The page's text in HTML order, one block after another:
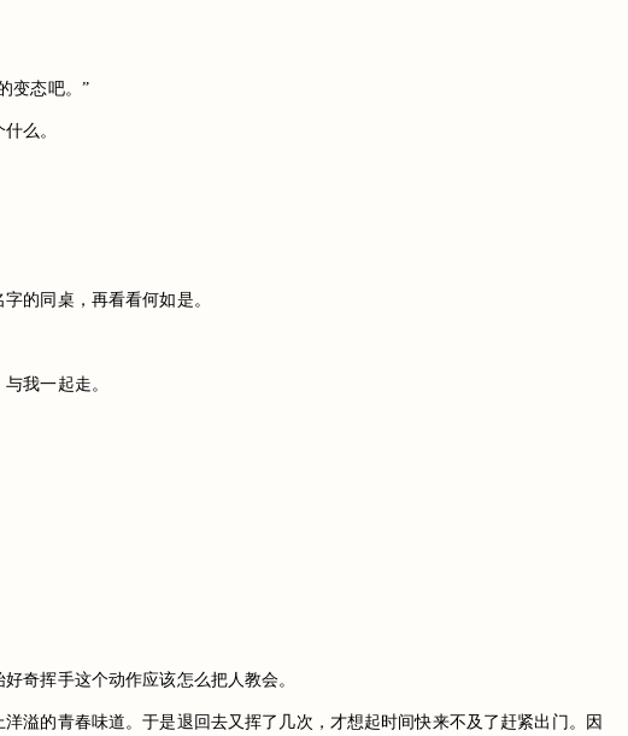
变态吧。”
么。
的同桌，再看看何如是。
我一起走。
奇挥手这个动作应该怎么把人教会。
溢的青春味道。于是退回去又挥了几次，才想起时间快来不及了赶紧出门。因